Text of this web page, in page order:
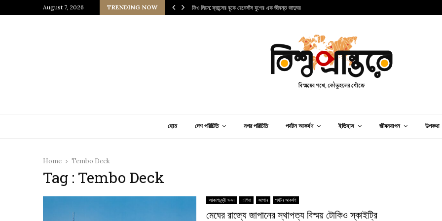
August 7, 2026 TRENDING NOW
জাপানি আধ্যাত্মিকতার ছোঁয়া ভিও লিয়ন: ফ্রান্সের বুকে রেনেসাঁস যুগের এক জীবন্ত জাদুঘর
হোম দেশ পরিচিতি নগর পরিচিতি পর্যটন আকর্ষণ ইতিহাস জীবনযাপন উপকথা
Home Tembo Deck
Tag : Tembo Deck
আকাশচুম্বী ভবন এশিয়া জাপান পর্যটন আকর্ষণ
মেঘের রাজ্যে জাপানের স্থাপত্য বিস্ময় টোকিও স্কাইট্রি